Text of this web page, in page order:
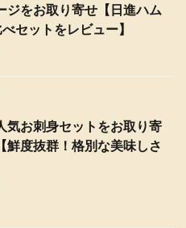
ジをお取り寄せ【日進ハム
セットをレビュー】
気お刺身セットをお取り寄
鮮度抜群！格別な美味しさ